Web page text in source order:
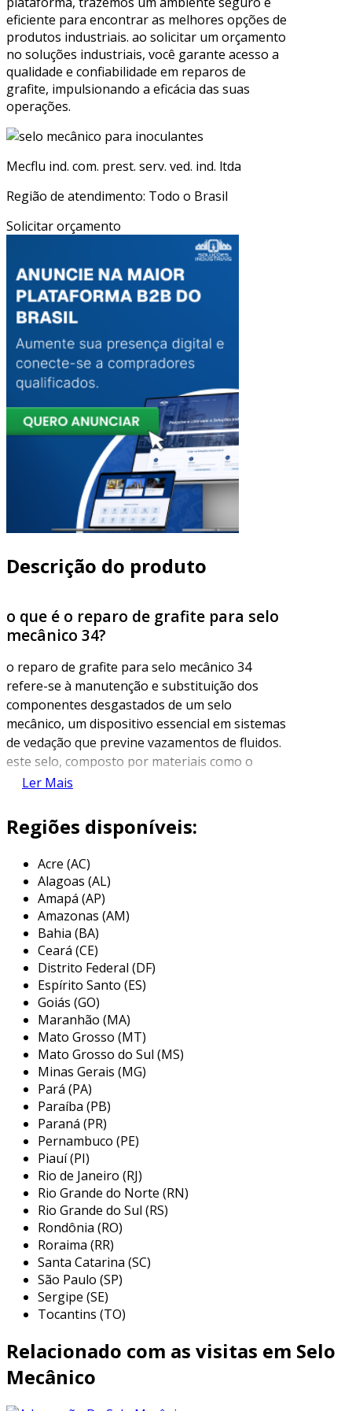
eficiente para encontrar as melhores opções de
produtos industriais. ao solicitar um orçamento
no soluções industriais, você garante acesso a
qualidade e confiabilidade em reparos de
grafite, impulsionando a eficácia das suas
operações.
Mecflu ind. com. prest. serv. ved. ind. ltda
Região de atendimento: Todo o Brasil
Solicitar orçamento
Descrição do produto
o que é o reparo de grafite para selo
mecânico 34?
o reparo de grafite para selo mecânico 34
refere-se à manutenção e substituição dos
componentes desgastados de um selo
mecânico, um dispositivo essencial em sistemas
de vedação que previne vazamentos de fluidos.
este selo, composto por materiais como o
grafite, é amplamente utilizado em diversas
bombas e compressores. o grafite é escolhido
por suas propriedades únicas, como resistência
ao calor, ao desgaste e à corrosão.
o selamento eficaz é vital para garantir a
eficiência do equipamento e evitar perdas, por
isso o reparo e a manutenção adequados dos
selos mecânicos são cruciais. o grafite ajuda a
reduzir o atrito entre as superfícies em
movimento, prolongando a vida útil do selo e
do equipamento em que está instalado. o não
atendimento a este processo pode resultar em
falhas significativas e consequências
financeiras elevadas devido a paradas
inesperadas.
principais etapas do reparo de
grafite para selo mecânico 34
o reparo de um selo mecânico 34 envolve várias
etapas, que garantem que o dispositivo
funcione adequadamente após a manutenção.
o processo começa com a inspeção do selo e a
identificação dos componentes danificados ou
desgastados. a seguir, são realizadas
substituições e ajustes necessários, que
incluem:
desmontagem do selo:
cuidadosa do selo mecânico para evitar
danos adicionais durante o processo.
limpeza das superfícies:
Ler Mais
Regiões disponíveis:
Acre (AC)
Alagoas (AL)
Amapá (AP)
Amazonas (AM)
Bahia (BA)
Ceará (CE)
Distrito Federal (DF)
Espírito Santo (ES)
Goiás (GO)
Maranhão (MA)
Mato Grosso (MT)
Mato Grosso do Sul (MS)
Minas Gerais (MG)
Pará (PA)
Paraíba (PB)
Paraná (PR)
Pernambuco (PE)
Piauí (PI)
Rio de Janeiro (RJ)
Rio Grande do Norte (RN)
Rio Grande do Sul (RS)
Rondônia (RO)
Roraima (RR)
Santa Catarina (SC)
São Paulo (SP)
Sergipe (SE)
Tocantins (TO)
Relacionado com as visitas em Selo
Mecânico